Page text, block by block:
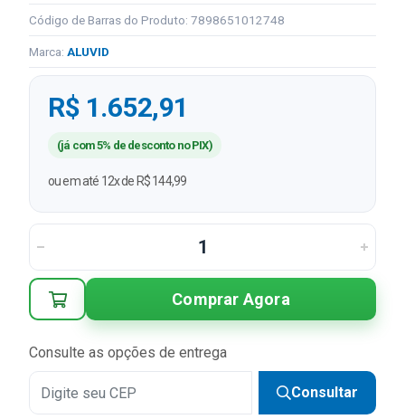
Código de Barras do Produto: 7898651012748
Marca: ALUVID
R$ 1.652,91
(já com 5% de desconto no PIX)
ou em até 12x de R$ 144,99
Comprar Agora
Consulte as opções de entrega
Consultar